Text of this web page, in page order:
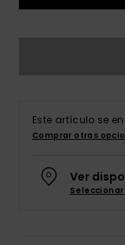
Este artículo se
Comprar otras
Ver